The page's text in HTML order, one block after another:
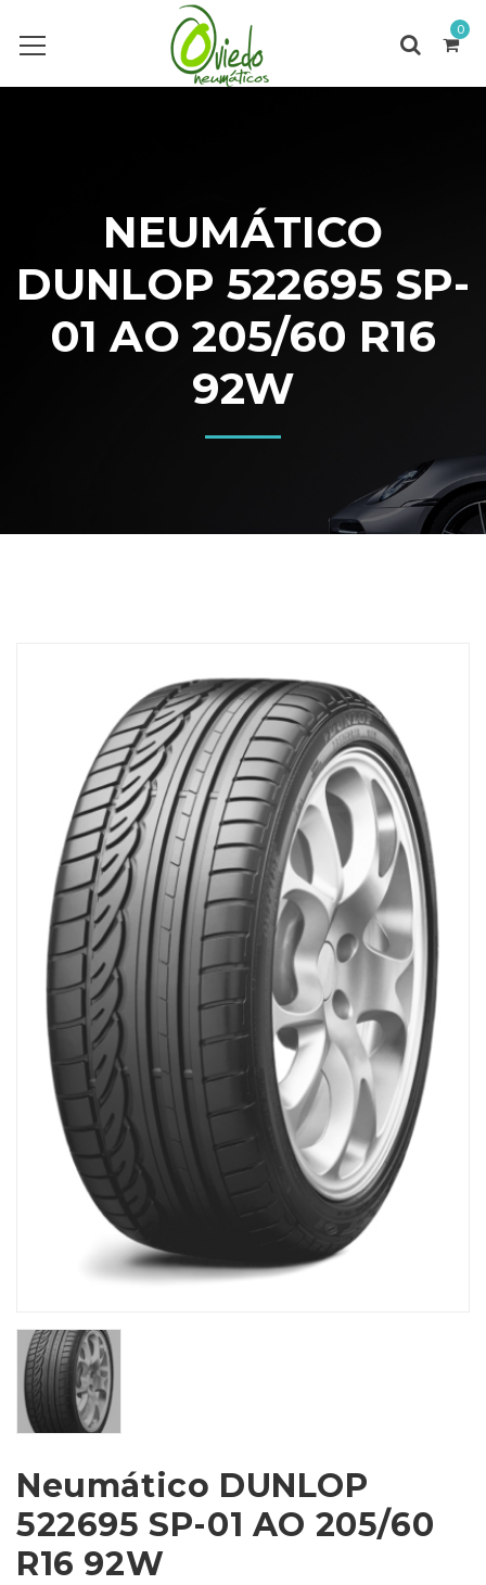
0
NEUMÁTICO
DUNLOP 522695 SP-
01 AO 205/60 R16
92W
Neumático DUNLOP
522695 SP-01 AO 205/60
R16 92W